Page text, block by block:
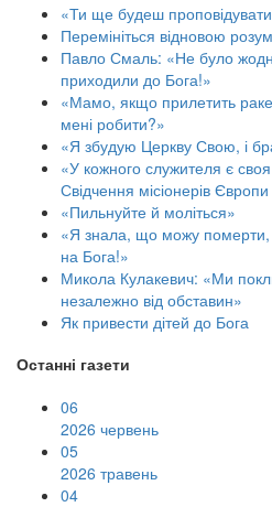
«Ти ще будеш
Перемініться відновою
Павло Смаль: «Не було
приходили до Бога!»
«Мамо, якщо прилетить
мені робити?»
«Я збудую Церкву Свою, і
«У кожного служителя є своя
Свідчення місіонерів Європи
«Пильнуйте й моліться»
«Я знала, що можу померти,
на Бога!»
Микола Кулакевич: «Ми
незалежно від обставин»
Як привести дітей до Бога
Останні газети
06
2026 червень
05
2026 травень
04